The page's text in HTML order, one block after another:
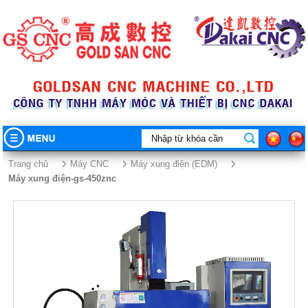
TRANG CHỦ
Máy cắt dây CNC (Loại 1 dao) Motor Bước
Máy cắt dây CNC (Loại 3 dao) Motor Bước
Máy phay ngón (Phay chóp)
Máy móc thiết bị khác
CHỨNG CHỈ CHẤT LƯỢNG
TIN TỨC
Trang chủ Máy CNC
Máy xung điện (EDM)
máy xung điện-gs-450znc